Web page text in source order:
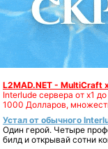
L2MAD.NET -
Interlude сервера от х1
1000 Долларов,
Устал от обычного
Один герой. Четыре
билд и открывай сотни